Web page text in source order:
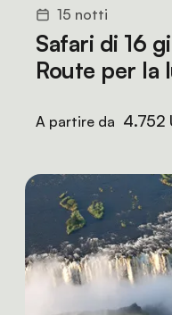
15 notti
Safari di 16
Route per la
A partire da 4.752